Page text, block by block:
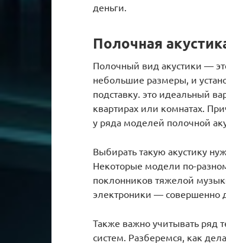
деньги.
Полочная
Полочный вид акустики —
небольшие размеры, и
подставку. это идеальный
квартирах или комнатах.
у ряда моделей полочной
Выбирать такую акустику
Некоторые модели по-
поклонников тяжелой
электроники — совершенно
Также важно учитывать ряд
систем. Разберемся, как